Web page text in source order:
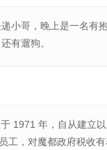
小哥，晚上是一名有
有遛狗。
1971 年，自从建立
工，对魔都政府税收有